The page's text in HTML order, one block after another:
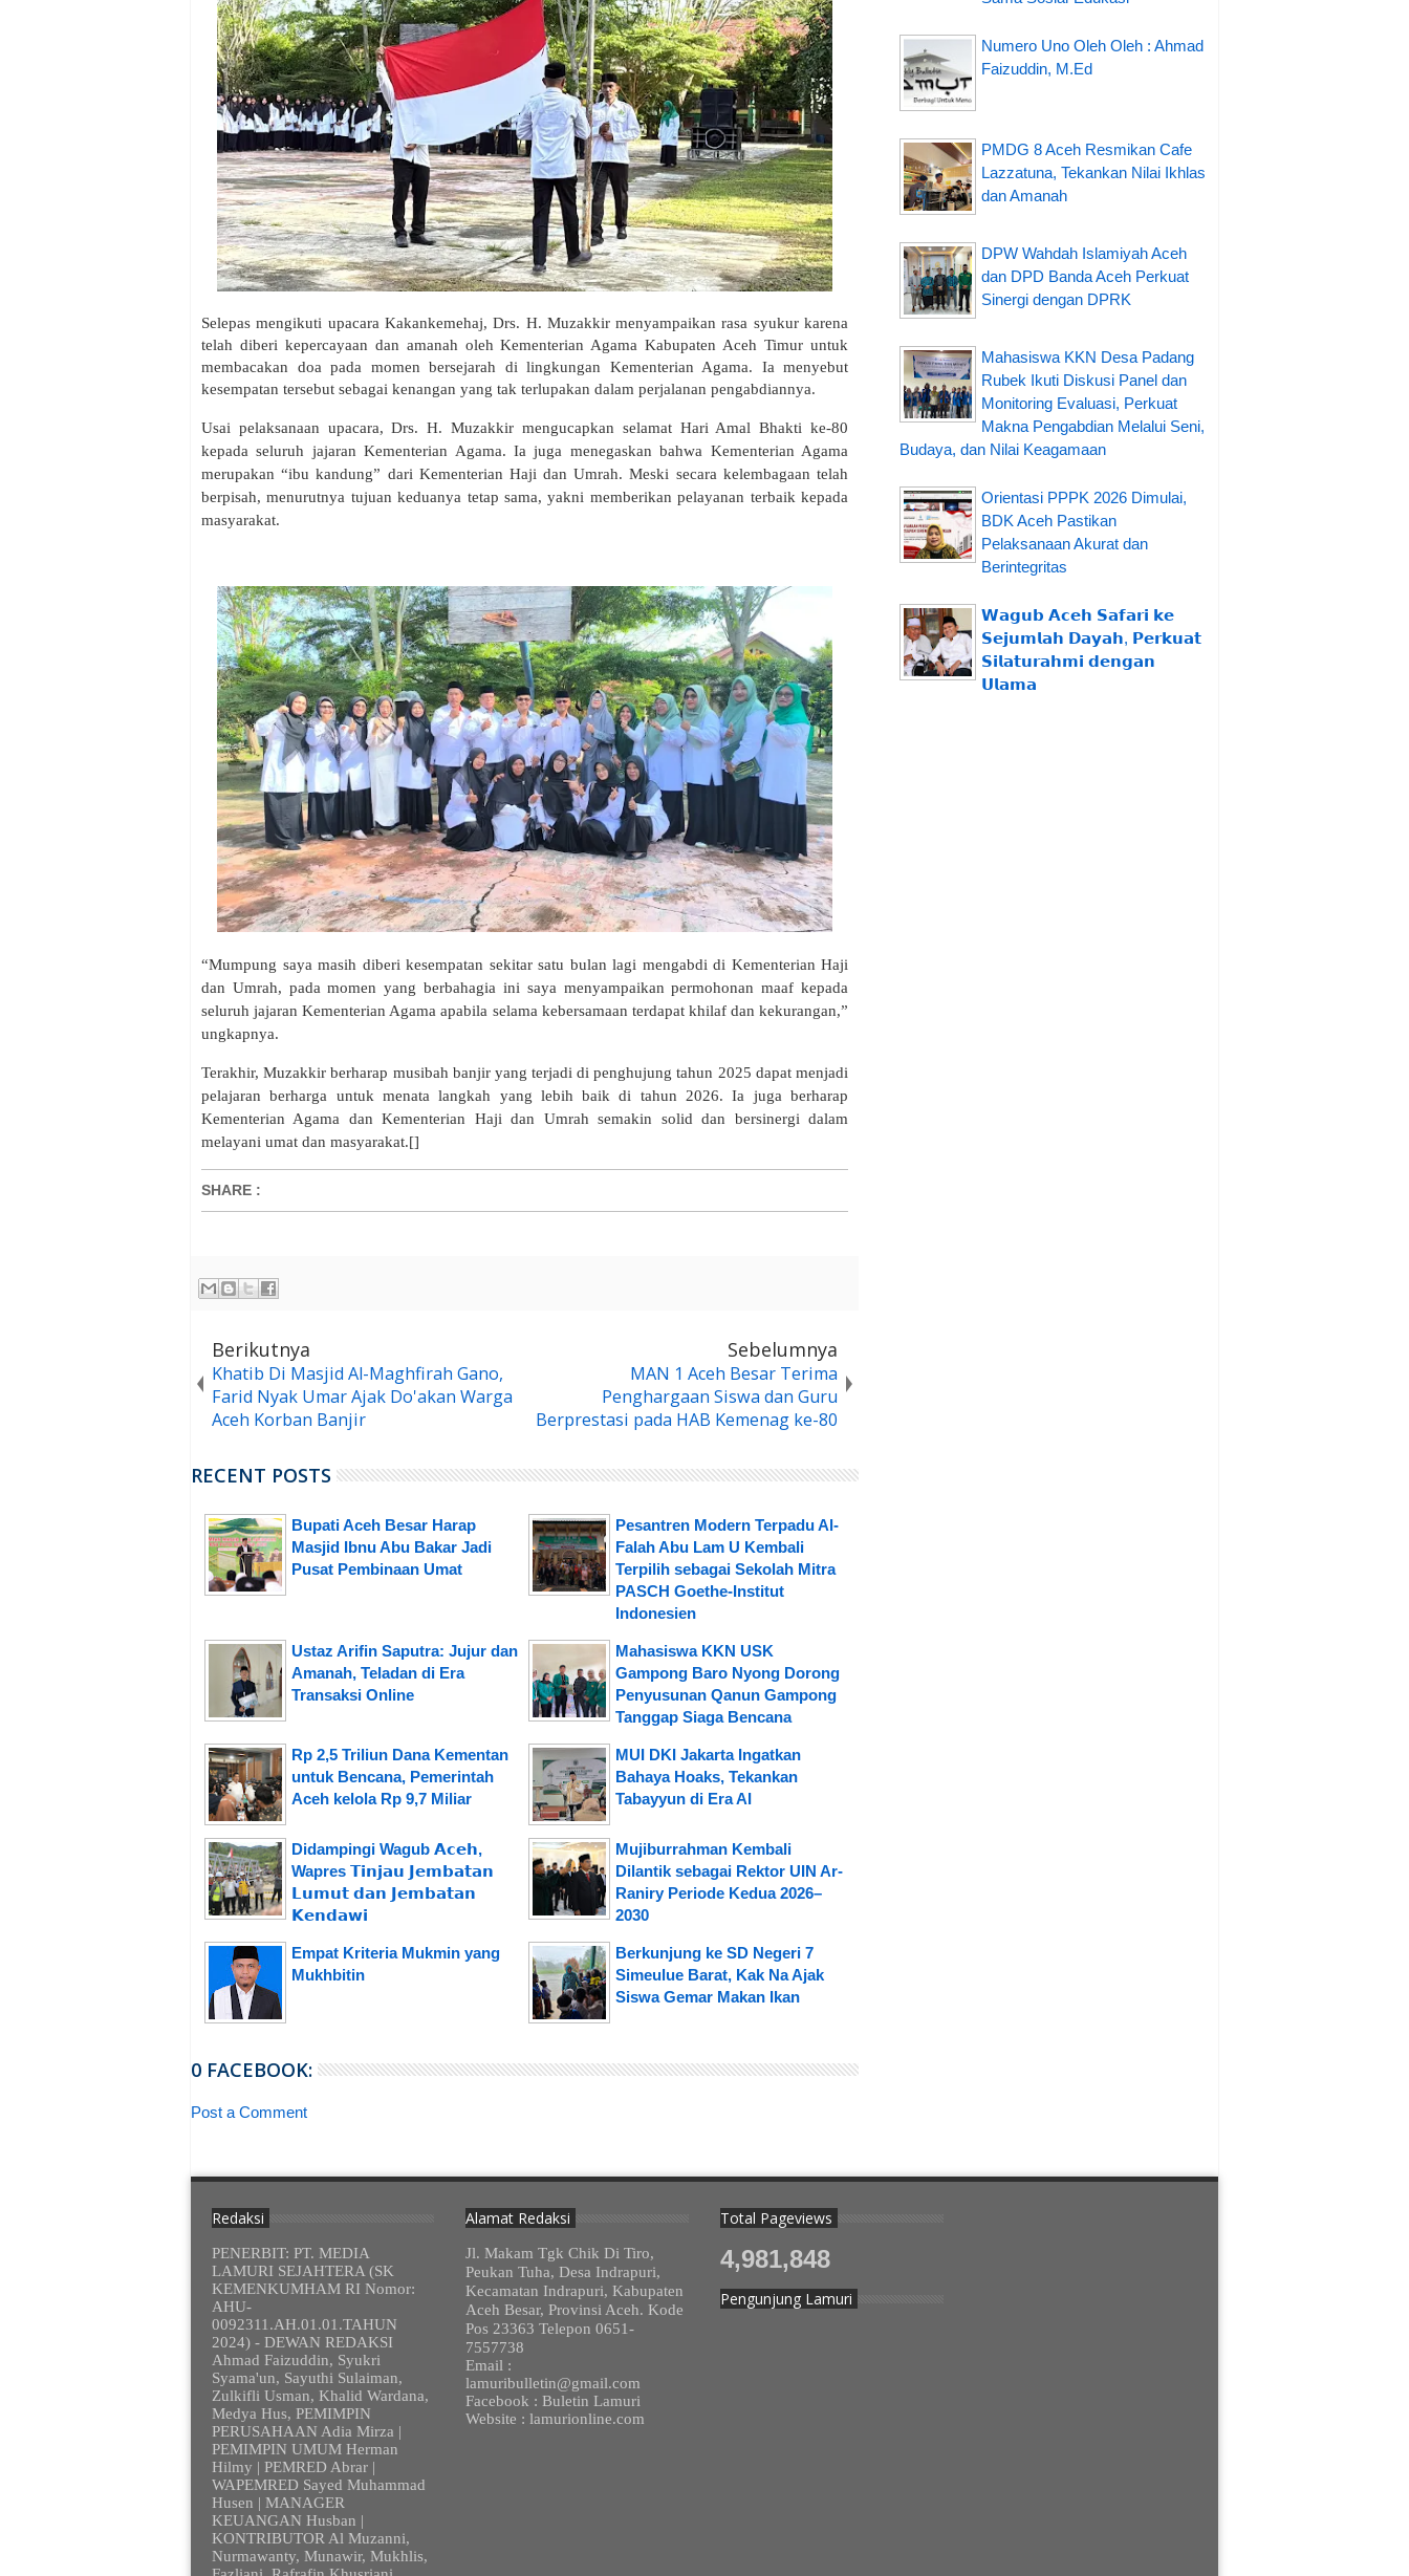
Selepas mengikuti upacara Kakankemehaj, Drs. H. Muzakkir menyampaikan rasa syukur karena
telah diberi kepercayaan dan amanah oleh Kementerian Agama Kabupaten Aceh Timur untuk
membacakan doa pada momen bersejarah di lingkungan Kementerian Agama. Ia menyebut
kesempatan tersebut sebagai kenangan yang tak terlupakan dalam perjalanan pengabdiannya.
Usai pelaksanaan upacara, Drs. H. Muzakkir mengucapkan selamat Hari Amal Bhakti ke-80
kepada seluruh jajaran Kementerian Agama. Ia juga menegaskan bahwa Kementerian Agama
merupakan “ibu kandung” dari Kementerian Haji dan Umrah. Meski secara kelembagaan telah
berpisah, menurutnya tujuan keduanya tetap sama, yakni memberikan pelayanan terbaik kepada
masyarakat.
“Mumpung saya masih diberi kesempatan sekitar satu bulan lagi mengabdi di Kementerian Haji
dan Umrah, pada momen yang berbahagia ini saya menyampaikan permohonan maaf kepada
seluruh jajaran Kementerian Agama apabila selama kebersamaan terdapat khilaf dan kekurangan,”
ungkapnya.
Terakhir, Muzakkir berharap musibah banjir yang terjadi di penghujung tahun 2025 dapat menjadi
pelajaran berharga untuk menata langkah yang lebih baik di tahun 2026. Ia juga berharap
Kementerian Agama dan Kementerian Haji dan Umrah semakin solid dan bersinergi dalam
melayani umat dan masyarakat.[]
SHARE :
Berikutnya
Khatib Di Masjid Al-Maghfirah Gano,
Farid Nyak Umar Ajak Do'akan Warga
Aceh Korban Banjir
Sebelumnya
MAN 1 Aceh Besar Terima
Penghargaan Siswa dan Guru
Berprestasi pada HAB Kemenag ke-80
RECENT POSTS
Bupati Aceh Besar Harap
Masjid Ibnu Abu Bakar Jadi
Pusat Pembinaan Umat
Pesantren Modern Terpadu Al-
Falah Abu Lam U Kembali
Terpilih sebagai Sekolah Mitra
PASCH Goethe-Institut
Indonesien
Ustaz Arifin Saputra: Jujur dan
Amanah, Teladan di Era
Transaksi Online
Mahasiswa KKN USK
Gampong Baro Nyong Dorong
Penyusunan Qanun Gampong
Tanggap Siaga Bencana
Rp 2,5 Triliun Dana Kementan
untuk Bencana, Pemerintah
Aceh kelola Rp 9,7 Miliar
MUI DKI Jakarta Ingatkan
Bahaya Hoaks, Tekankan
Tabayyun di Era AI
Didampingi Wagub 𝗔𝗰𝗲𝗵,
Wapres 𝗧𝗶𝗻𝗷𝗮𝘂 𝗝𝗲𝗺𝗯𝗮𝘁𝗮𝗻
𝗟𝘂𝗺𝘂𝘁 𝗱𝗮𝗻 𝗝𝗲𝗺𝗯𝗮𝘁𝗮𝗻
𝗞𝗲𝗻𝗱𝗮𝘄𝗶
Mujiburrahman Kembali
Dilantik sebagai Rektor UIN Ar-
Raniry Periode Kedua 2026–
2030
Empat Kriteria Mukmin yang
Mukhbitin
Berkunjung ke SD Negeri 7
Simeulue Barat, Kak Na Ajak
Siswa Gemar Makan Ikan
0 FACEBOOK:
Post a Comment
Numero Uno Oleh Oleh : Ahmad
Faizuddin, M.Ed
PMDG 8 Aceh Resmikan Cafe
Lazzatuna, Tekankan Nilai Ikhlas
dan Amanah
DPW Wahdah Islamiyah Aceh
dan DPD Banda Aceh Perkuat
Sinergi dengan DPRK
Mahasiswa KKN Desa Padang
Rubek Ikuti Diskusi Panel dan
Monitoring Evaluasi, Perkuat
Makna Pengabdian Melalui Seni,
Budaya, dan Nilai Keagamaan
Orientasi PPPK 2026 Dimulai,
BDK Aceh Pastikan
Pelaksanaan Akurat dan
Berintegritas
𝗪𝗮𝗴𝘂𝗯 𝗔𝗰𝗲𝗵 𝗦𝗮𝗳𝗮𝗿𝗶 𝗸𝗲
𝗦𝗲𝗷𝘂𝗺𝗹𝗮𝗵 𝗗𝗮𝘆𝗮𝗵, 𝗣𝗲𝗿𝗸𝘂𝗮𝘁
𝗦𝗶𝗹𝗮𝘁𝘂𝗿𝗮𝗵𝗺𝗶 𝗱𝗲𝗻𝗴𝗮𝗻
𝗨𝗹𝗮𝗺𝗮
Redaksi
PENERBIT: PT. MEDIA
LAMURI SEJAHTERA (SK
KEMENKUMHAM RI Nomor:
AHU-
0092311.AH.01.01.TAHUN
2024) - DEWAN REDAKSI
Ahmad Faizuddin, Syukri
Syama'un, Sayuthi Sulaiman,
Zulkifli Usman, Khalid Wardana,
Medya Hus, PEMIMPIN
PERUSAHAAN Adia Mirza |
PEMIMPIN UMUM Herman
Hilmy | PEMRED Abrar |
WAPEMRED Sayed Muhammad
Husen | MANAGER
KEUANGAN Husban |
KONTRIBUTOR Al Muzanni,
Nurmawanty, Munawir, Mukhlis,
Alamat Redaksi
Jl. Makam Tgk Chik Di Tiro,
Peukan Tuha, Desa Indrapuri,
Kecamatan Indrapuri, Kabupaten
Aceh Besar, Provinsi Aceh. Kode
Pos 23363 Telepon 0651-
7557738
Email :
lamuribulletin@gmail.com
Facebook : Buletin Lamuri
Website : lamurionline.com
Total Pageviews
4,981,848
Pengunjung Lamuri